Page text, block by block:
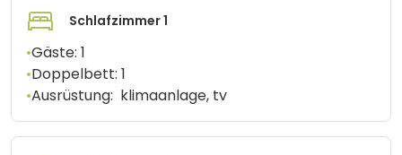
Schlafzimmer 1
•Gäste: 1
•Doppelbett: 1
•Ausrüstung: klimaanlage, tv